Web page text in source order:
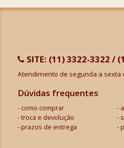
SITE: (11) 3322-3322 /
Atendimento de segunda a sexta
Dúvidas frequentes
como comprar
troca e devolução
prazos de entrega